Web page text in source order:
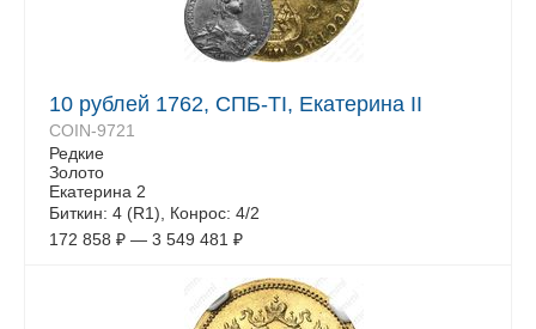
10 рублей 1762, СПБ-TI, Екатерина II
COIN-9721
Редкие
Золото
Екатерина 2
Биткин: 4 (R1), Конрос: 4/2
172 858 ₽ — 3 549 481 ₽